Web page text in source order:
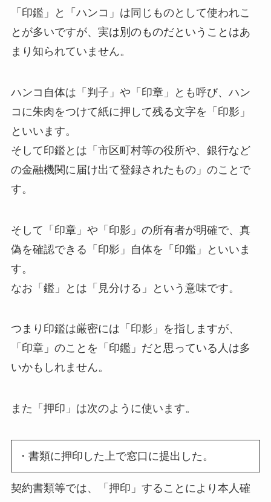
「印鑑」と「ハンコ」は同じものとして使われこ
とが多いですが、実は別のものだということはあ
まり知られていません。
ハンコ自体は「判子」や「印章」とも呼び、ハン
コに朱肉をつけて紙に押して残る文字を「印影」
といいます。
そして印鑑とは「市区町村等の役所や、銀行など
の金融機関に届け出て登録されたもの」のことで
す。
そして「印章」や「印影」の所有者が明確で、真
偽を確認できる「印影」自体を「印鑑」といいま
す。
なお「鑑」とは「見分ける」という意味です。
つまり印鑑は厳密には「印影」を指しますが、
「印章」のことを「印鑑」だと思っている人は多
いかもしれません。
また「押印」は次のように使います。
・書類に押印した上で窓口に提出した。
契約書類等では、「押印」することにより本人確